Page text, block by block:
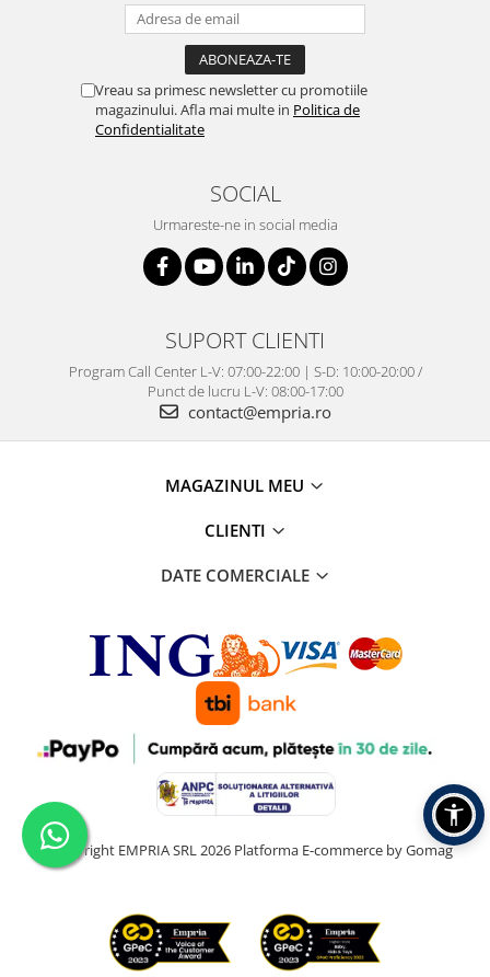
Vreau sa primesc newsletter cu promotiile
magazinului. Afla mai multe in Politica de
Confidentialitate
SOCIAL
Urmareste-ne in social media
SUPORT CLIENTI
Program Call Center L-V: 07:00-22:00 | S-D: 10:00-20:00 /
Punct de lucru L-V: 08:00-17:00
contact@empria.ro
MAGAZINUL MEU
CLIENTI
DATE COMERCIALE
©Copyright EMPRIA SRL 2026 Platforma E-commerce by Gomag